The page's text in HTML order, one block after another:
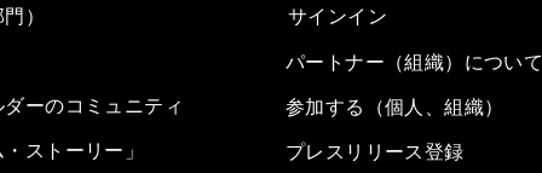
）
ーのコミュニティ
ストーリー」
サインイン
パートナー（組織）につい
参加する（個人、組織）
プレスリリース登録